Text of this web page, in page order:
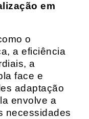
em
o
a eficiência
a
face e
adaptação
envolve a
necessidades